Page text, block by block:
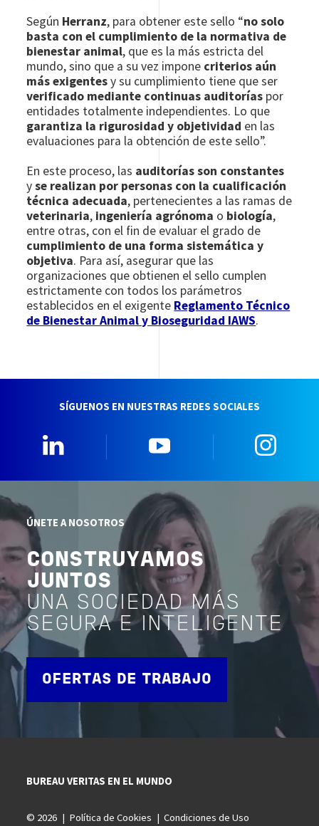
Según Herranz, para obtener este sello “no solo
basta con el cumplimiento de la normativa de
bienestar animal, que es la más estricta del
mundo, sino que a su vez impone criterios aún
más exigentesy su cumplimiento tiene que ser
verificado mediante continuas auditorías por
entidades totalmente independientes. Lo que
garantiza la rigurosidad y objetividad en las
evaluaciones para la obtención de este sello”.
En este proceso, las auditorías son constantes
yse realizan por personas con la cualificación
técnica adecuada, pertenecientes a las ramas de
veterinaria, ingeniería agrónoma o biología,
entre otras, con el fin de evaluar el grado de
cumplimiento de una forma sistemática y
objetiva. Para así, asegurar que las
organizaciones que obtienen el sello cumplen
estrictamente con todos los parámetros
establecidos en el exigente Reglamento Técnico
de Bienestar Animal y Bioseguridad IAWS.
SÍGUENOS EN NUESTRAS REDES SOCIALES
ÚNETE A NOSOTROS
CONSTRUYAMOS
JUNTOS
UNA SOCIEDAD MÁS
SEGURA E INTELIGENTE
OFERTAS DE TRABAJO
BUREAU VERITAS EN EL MUNDO
© 2026 Política de Cookies
Condiciones de Uso